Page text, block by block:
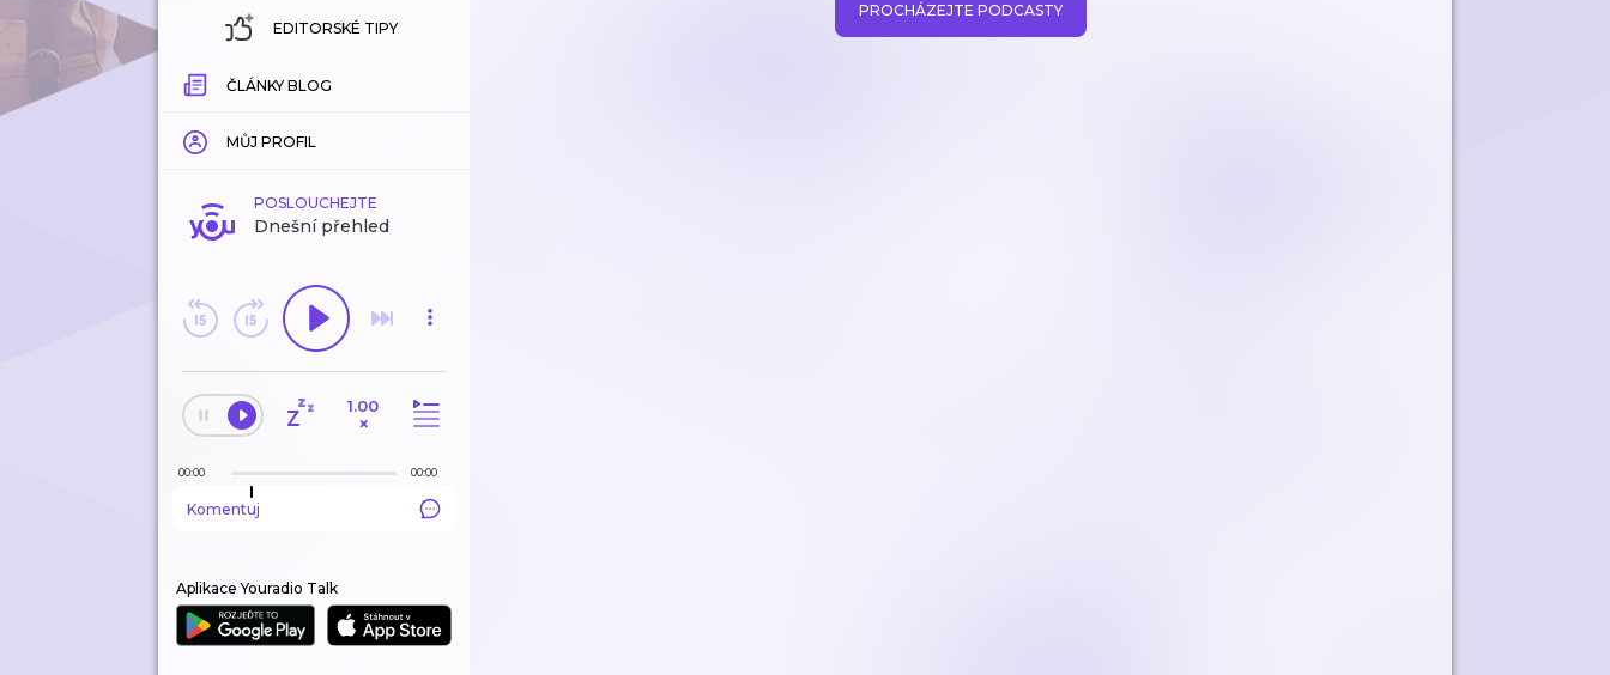
EDITORSKÉ TIPY
ČLÁNKY BLOG
MŮJ PROFIL
POSLOUCHEJTE
Dnešní přehled
1.00
×
00:00 00:00
Komentuj
Aplikace Youradio Talk
PROCHÁZEJTE PODCASTY